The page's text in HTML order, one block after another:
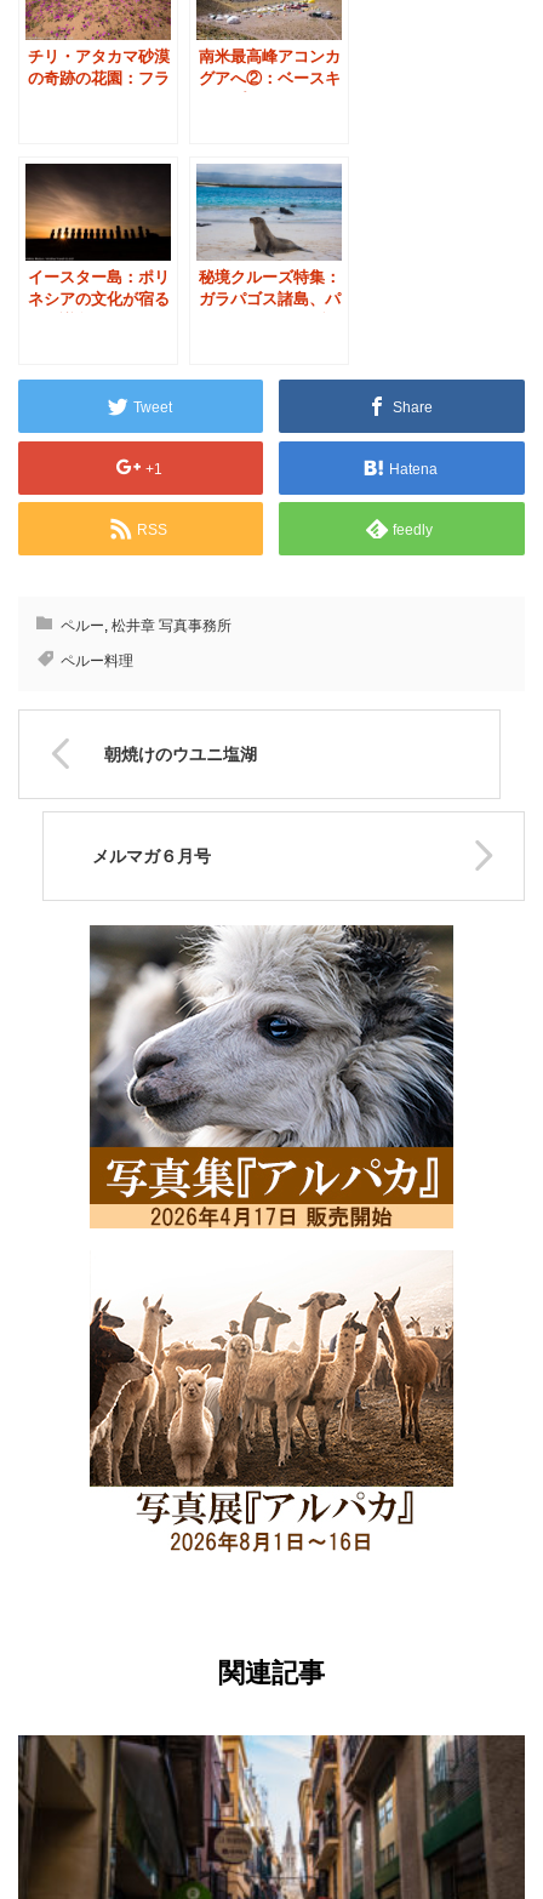
チリ・アタカマ砂漠
の奇跡の花園：フラ
南米最高峰アコンカ
グアへ②：ベースキ
イースター島：ポリ
ネシアの文化が宿る
秘境クルーズ特集：
ガラパゴス諸島、パ
Tweet Share
+1 Hatena
RSS feedly
ペルー 松井章 写真事務所
ペルー料理
朝焼けのウユニ塩湖
メルマガ６月号
関連記事